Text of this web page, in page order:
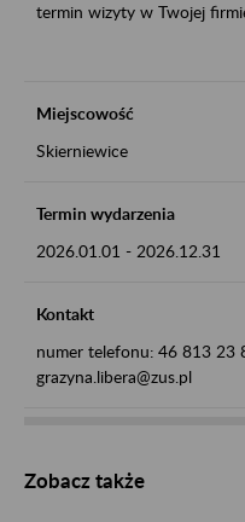
termin wizyty w Twojej
Miejscowość
Skierniewice
Termin wydarzenia
2026.01.01 - 2026.12.31
Kontakt
numer telefonu: 46 813 23
grazyna.libera@zus.pl
Zobacz także